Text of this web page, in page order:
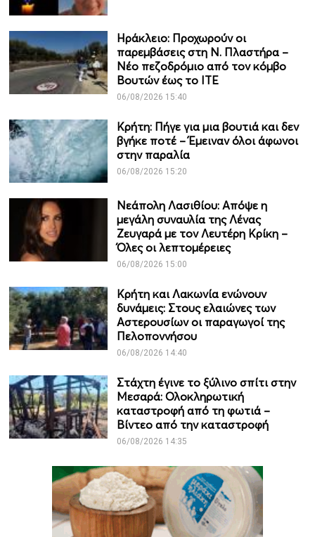
Ηράκλειο: Προχωρούν οι
παρεμβάσεις στη Ν. Πλαστήρα –
Νέο πεζοδρόμιο από τον κόμβο
Βουτών έως το ΙΤΕ
06/08/2026 15:40
Κρήτη: Πήγε για μια βουτιά και δεν
βγήκε ποτέ – Έμειναν όλοι άφωνοι
στην παραλία
06/08/2026 15:20
Νεάπολη Λασιθίου: Απόψε η
μεγάλη συναυλία της Λένας
Ζευγαρά με τον Λευτέρη Κρίκη –
Όλες οι λεπτομέρειες
06/08/2026 15:00
Κρήτη και Λακωνία ενώνουν
δυνάμεις: Στους ελαιώνες των
Αστερουσίων οι παραγωγοί της
Πελοποννήσου
06/08/2026 14:40
Στάχτη έγινε το ξύλινο σπίτι στην
Μεσαρά: Ολοκληρωτική
καταστροφή από τη φωτιά –
Βίντεο από την καταστροφή
06/08/2026 14:35